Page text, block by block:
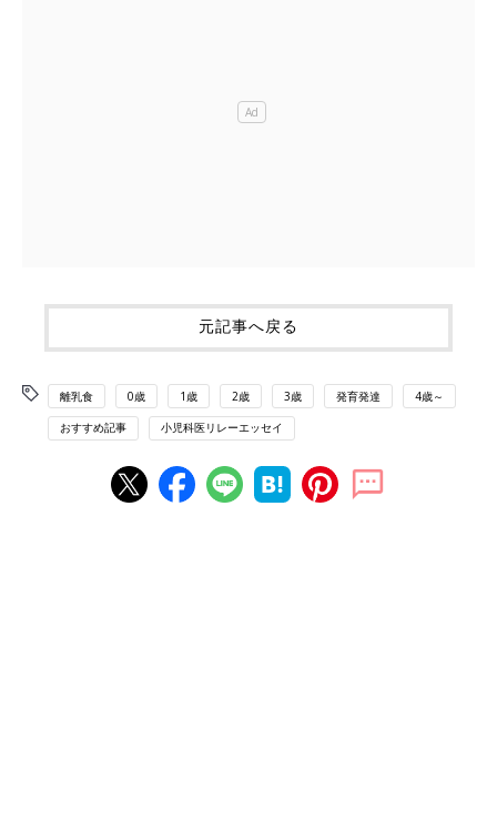
元記事へ戻る
離乳食 0歳 1歳 2歳 3歳 発育発達 4歳～
おすすめ記事 小児科医リレーエッセイ